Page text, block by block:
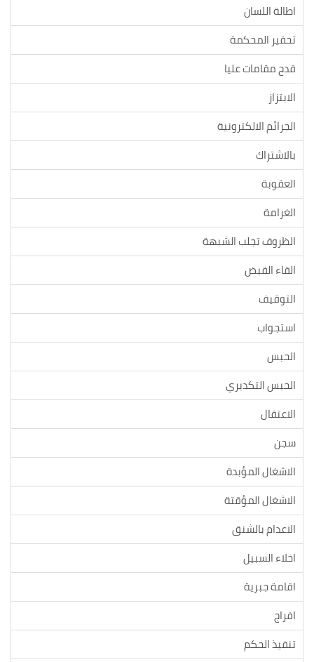
اطالة اللسان
تحقير المحكمة
قدح مقامات عليا
الابتزاز
الجرائم الالكترونية
بالاشتراك
العقوبة
الغرامة
الظروف تجلب الشبهة
القاء القبض
التوقيف
استجواب
الحبس
الحبس التكديري
الاعتقال
سجن
الاشغال المؤبدة
الاشغال المؤقتة
الاعدام بالشنق
اخلاء السبيل
اقامة جبرية
افراج
تنفيذ الحكم